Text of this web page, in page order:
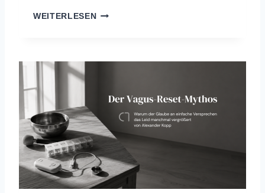
WEITERLESENS
L
R
E
D
E
U
N